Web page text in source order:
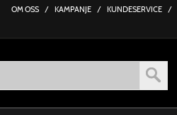
OM OSS / KAMPANJE / KUNDESERVICE /